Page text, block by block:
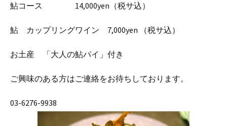
鮎コース 14,000yen（税サ込）
鮎 カップリングワイン 7,000yen （税サ込）
お土産 「大人の鮎パイ」付き
ご興味のある方はご連絡をお待ちしております。
03-6276-9938